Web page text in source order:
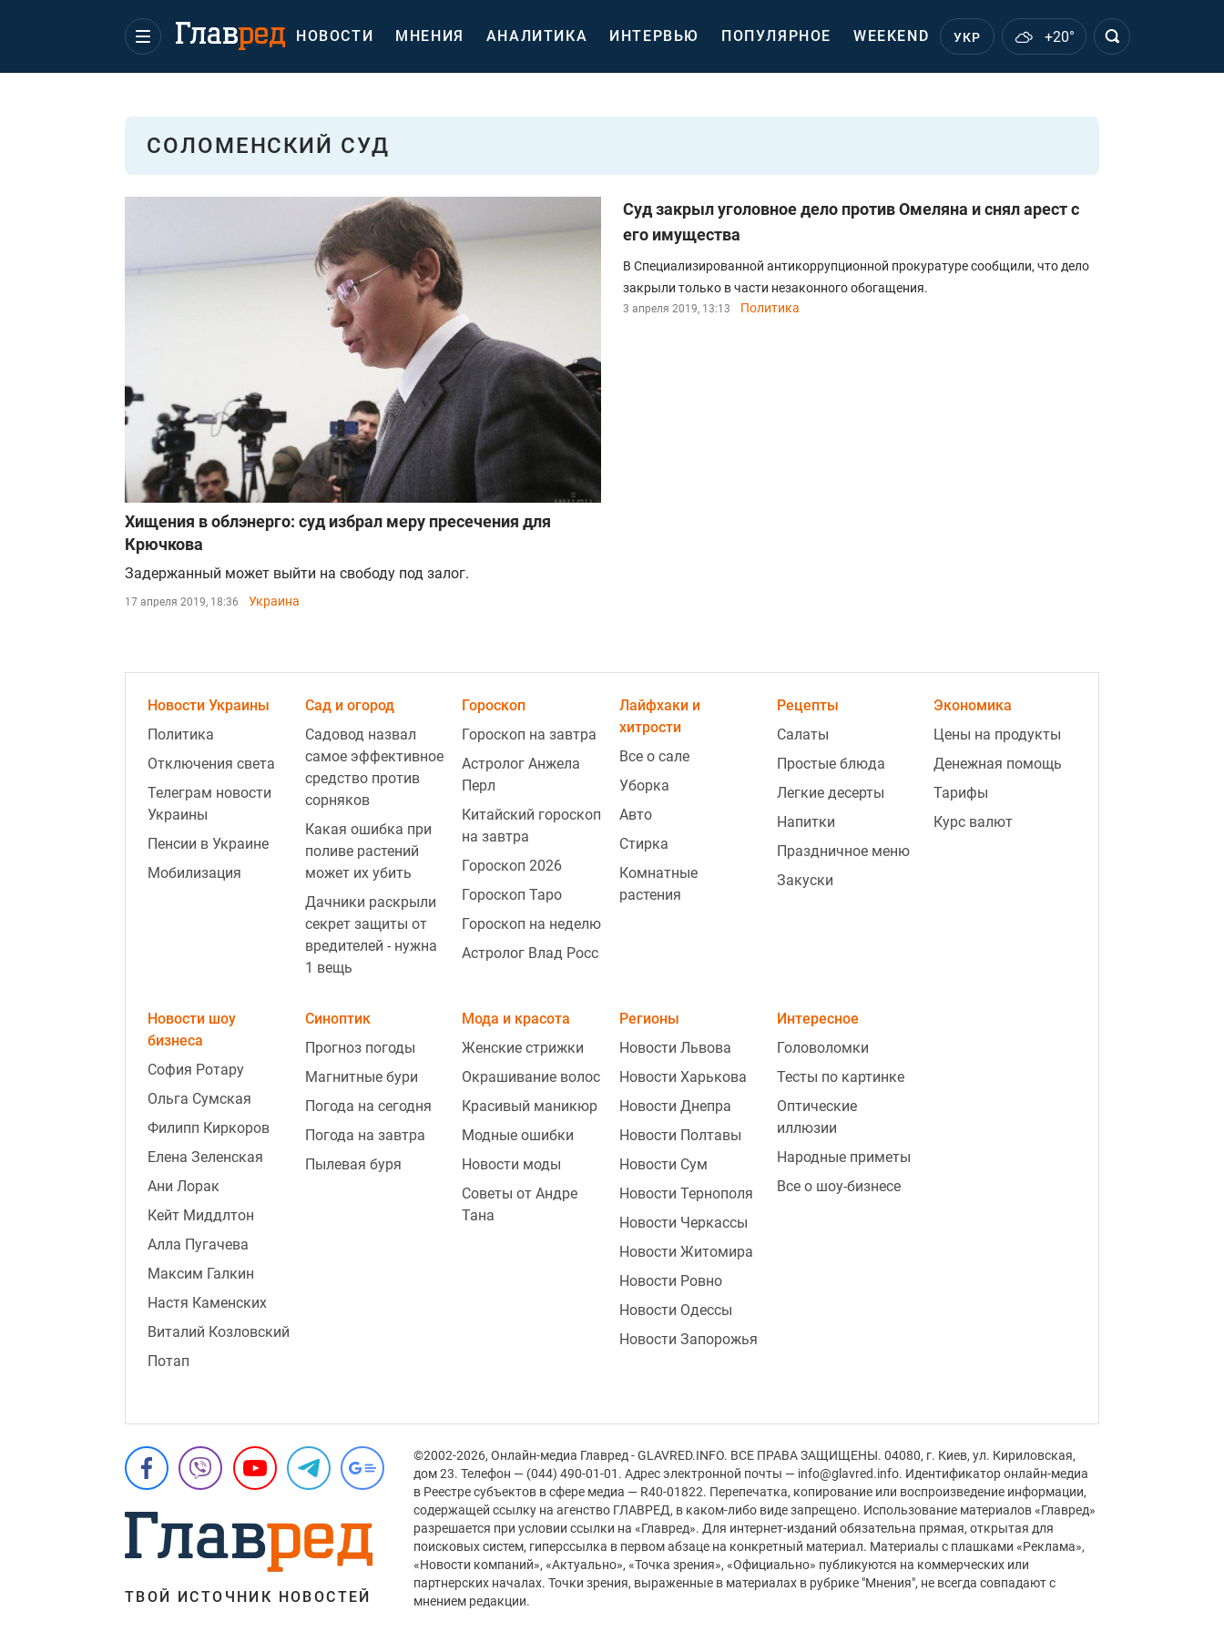
НОВОСТИ МНЕНИЯ АНАЛИТИКА ИНТЕРВЬЮ ПОПУЛЯРНОЕ WEEKEND УКР +20°
СОЛОМЕНСКИЙ СУД
Хищения в облэнерго: суд избрал меру пресечения для
Крючкова
Задержанный может выйти на свободу под залог.
17 апреля 2019, 18:36 Украина
Суд закрыл уголовное дело против Омеляна и снял арест с
его имущества
В Специализированной антикоррупционной прокуратуре сообщили, что дело
закрыли только в части незаконного обогащения.
3 апреля 2019, 13:13 Политика
Новости Украины
Политика
Отключения света
Телеграм новости
Украины
Пенсии в Украине
Мобилизация
Сад и огород
Садовод назвал
самое эффективное
средство против
сорняков
Какая ошибка при
поливе растений
может их убить
Дачники раскрыли
секрет защиты от
вредителей - нужна
1 вещь
Гороскоп
Гороскоп на завтра
Астролог Анжела
Перл
Китайский гороскоп
на завтра
Гороскоп 2026
Гороскоп Таро
Гороскоп на неделю
Астролог Влад Росс
Лайфхаки и
хитрости
Все о сале
Уборка
Авто
Стирка
Комнатные
растения
Рецепты
Салаты
Простые блюда
Легкие десерты
Напитки
Праздничное меню
Закуски
Экономика
Цены на продукты
Денежная помощь
Тарифы
Курс валют
Новости шоу
бизнеса
София Ротару
Ольга Сумская
Филипп Киркоров
Елена Зеленская
Ани Лорак
Кейт Миддлтон
Алла Пугачева
Максим Галкин
Настя Каменских
Виталий Козловский
Потап
Синоптик
Прогноз погоды
Магнитные бури
Погода на сегодня
Погода на завтра
Пылевая буря
Мода и красота
Женские стрижки
Окрашивание волос
Красивый маникюр
Модные ошибки
Новости моды
Советы от Андре
Тана
Регионы
Новости Львова
Новости Харькова
Новости Днепра
Новости Полтавы
Новости Сум
Новости Тернополя
Новости Черкассы
Новости Житомира
Новости Ровно
Новости Одессы
Новости Запорожья
Интересное
Головоломки
Тесты по картинке
Оптические
иллюзии
Народные приметы
Все о шоу-бизнесе
ТВОЙ ИСТОЧНИК НОВОСТЕЙ
©2002-2026, Онлайн-медиа Главред - GLAVRED.INFO. ВСЕ ПРАВА ЗАЩИЩЕНЫ. 04080, г. Киев, ул. Кириловская,
дом 23. Телефон — (044) 490-01-01. Адрес электронной почты — info@glavred.info. Идентификатор онлайн-медиа
в Реестре cубъектов в сфере медиа — R40-01822. Перепечатка, копирование или воспроизведение информации,
содержащей ссылку на агенство ГЛАВРЕД, в каком-либо виде запрещено. Использование материалов «Главред»
разрешается при условии ссылки на «Главред». Для интернет-изданий обязательна прямая, открытая для
поисковых систем, гиперссылка в первом абзаце на конкретный материал. Материалы с плашками «Реклама»,
«Новости компаний», «Актуально», «Точка зрения», «Официально» публикуются на коммерческих или
партнерских началах. Точки зрения, выраженные в материалах в рубрике "Мнения", не всегда совпадают с
мнением редакции.